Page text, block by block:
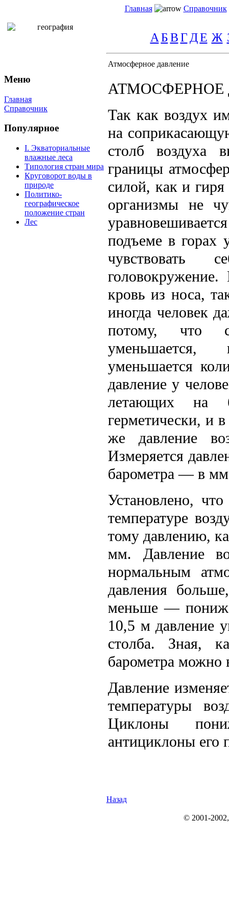
Главная Справочник
Меню
Главная
Справочник
Популярное
I. Экваториальные
влажные леса
Типология стран мира
Круговорот воды в
природе
Политико-
географическое
положение стран
Лес
А БВГ ДЕ Ж
Атмосферное давление
АТМОСФЕРНОЕ
Так как воздух
на
столб воздуха
границы
силой, как и
организмы не
подъеме в горах
чувствовать
кровь из носа,
иногда человек
потому, что с
уменьшается,
уменьшается
давление у
летающих на
герметически, и
же давление
Измеряется
барометра — в мм
Установлено,
температуре
тому давлению,
мм. Давление
нормальным
давления
меньше —
10,5 м давление
столба. Зная,
барометра можно
Давление
температуры
Циклоны
антициклоны его
Назад
© 2001-